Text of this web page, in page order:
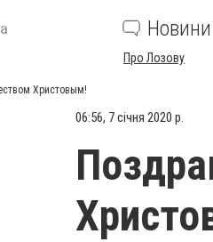
Новини
Про Лозову
Христовым!
06:56, 7 січня 2020 р.